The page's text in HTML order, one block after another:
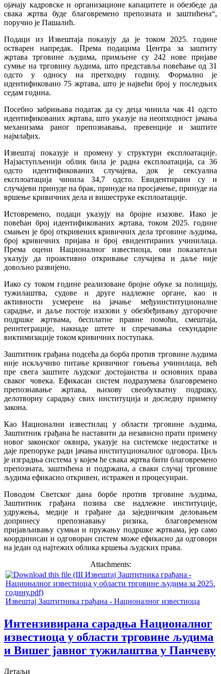
ојачају кадровске и организационе капацитете и обезбеде да
свака жртва буде благовремено препозната и заштићена“,
поручио је Пашалић.
Подаци из Извештаја показују да је током 2025. године
остварен напредак. Према подацима Центра за заштиту
жртава трговине људима, примљене су 242 нове пријаве
сумње на трговину људима, што представља повећање од 31
одсто у односу на претходну годину. Формално је
идентификовано 75 жртава, што је највећи број у последњих
седам година.
Посебно забрињава податак да су деца чинила чак 41 одсто
идентификованих жртава, што указује на неопходност јачања
механизама раног препознавања, превенције и заштите
најмлађих.
Извештај показује и промену у структури експлоатације.
Најзаступљенији облик била је радна експлоатација, са 36
одсто идентификованих случајева, док је сексуална
експлоатација чинила 34,7 одсто. Евидентирани су и
случајеви принуде на брак, принуде на просјачење, принуде на
вршење кривичних дела и вишеструке експлоатације.
Истовремено, подаци указују на бројне изазове. Иако је
повећан број идентификованих жртава, током 2025. године
смањен је број откривених кривичних дела трговине људима,
број кривичних пријава и број евидентираних учинилаца.
Према оцени Националног известиоца, ови показатељи
указују да проактивно откривање случајева и даље није
довољно развијено.
Иако су током године реализоване бројне обуке за полицију,
тужилаштва, судове и друге надлежне органе, као и
активности усмерене на јачање међуинституционалне
сарадње, и даље постоје изазови у обезбеђивању дугорочне
подршке жртвама, бесплатне правне помоћи, смештаја,
реинтеграције, накнаде штете и спречавања секундарне
виктимизације током кривичних поступака.
Заштитник грађана подсећа да борба против трговине људима
није искључиво питање кривичног гоњења учинилаца, већ
пре свега заштите људског достојанства и основних права
сваког човека. Ефикасан систем подразумева благовремено
препознавање жртава, њихову свеобухватну подршку,
делотворну сарадњу свих институција и доследну примену
закона.
Као Национални известилац у области трговине људима,
Заштитник грађана ће наставити да независно прати примену
новог законског оквира, указује на системске недостатке и
даје препоруке ради јачања институционалног одговора. Циљ
је изградња система у којем ће свака жртва бити благовремено
препозната, заштићена и подржана, а сваки случај трговине
људима ефикасно откривен, истражен и процесуиран.
Поводом Светског дана борбе против трговине људима,
Заштитник грађана позива све надлежне институције,
удружења, медије и грађане да заједничким деловањем
допринесу препознавању ризика, благовременом
пријављивању сумњи и пружању подршке жртвама, јер само
координисан и одговоран систем може ефикасно да одговори
на један од најтежих облика кршења људских права.
Attachments:
Извештај Заштитника грађана - Националног известиоца
Интензивирана сарадња Националног
известиоца у области трговине људима
и Вишег јавног тужилаштва у Панчеву
Детаљи